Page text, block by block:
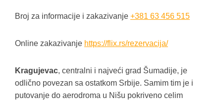
Broj za informacije i zakazivanje +381 63 456 515
Online zakazivanje https://flix.rs/rezervacija/
Kragujevac, centralni i najveći grad Šumadije, je
odlično povezan sa ostatkom Srbije. Samim tim je i
putovanje do aerodroma u Nišu pokriveno celim